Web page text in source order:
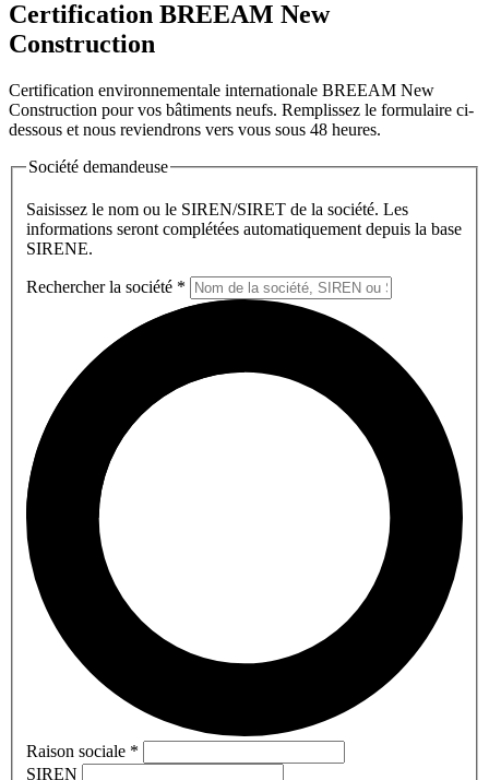
Certification BREEAM New
Construction
Certification environnementale internationale BREEAM New
Construction pour vos bâtiments neufs. Remplissez le formulaire ci-
dessous et nous reviendrons vers vous sous 48 heures.
Société demandeuse
Saisissez le nom ou le SIREN/SIRET de la société. Les
informations seront complétées automatiquement depuis la base
SIRENE.
Rechercher la société *
Raison sociale *
SIREN